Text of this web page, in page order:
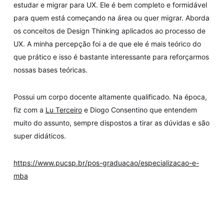
estudar e migrar para UX. Ele é bem completo e formidável
para quem está começando na área ou quer migrar. Aborda
os conceitos de Design Thinking aplicados ao processo de
UX. A minha percepção foi a de que ele é mais teórico do
que prático e isso é bastante interessante para reforçarmos
nossas bases teóricas.
Possui um corpo docente altamente qualificado. Na época,
fiz com a Lu Terceiroe Diogo Consentino que entendem
muito do assunto, sempre dispostos a tirar as dúvidas e são
super didáticos.
https://www.pucsp.br/pos-graduacao/especializacao-e-
mba